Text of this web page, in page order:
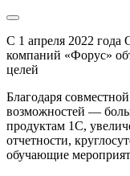
С 1 апреля 2022
компаний «Форус»
целей
Благодаря
возможностей —
продуктам 1С,
отчетности,
обучающие